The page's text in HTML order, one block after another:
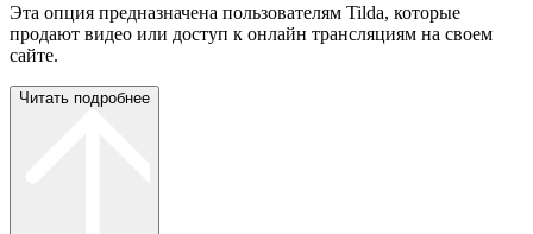
Эта опция предназначена пользователям Tilda, которые
продают видео или доступ к онлайн трансляциям на своем
сайте.
Читать подробнее